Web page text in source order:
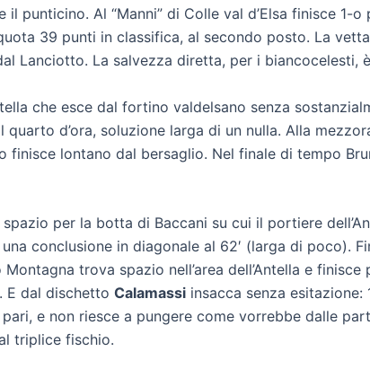
il punticino. Al “Manni” di Colle val d’Elsa finisce
39 punti in classifica, al secondo posto. La
Lanciotto. La salvezza diretta, per i biancocelesti,
che esce dal fortino valdelsano senza
d’ora, soluzione larga di un nulla. Alla
finisce lontano dal bersaglio. Nel finale di tempo
per la botta di Baccani su cui il portiere
conclusione in diagonale al 62′ (larga di poco).
trova spazio nell’area dell’Antella e
E dal dischetto Calamassi insacca senza
e non riesce a pungere come vorrebbe dalle
triplice fischio.